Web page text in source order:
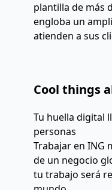
plantilla de más
engloba un
atienden a sus
Cool things
Tu huella digital
personas
Trabajar en ING
de un negocio
tu trabajo será